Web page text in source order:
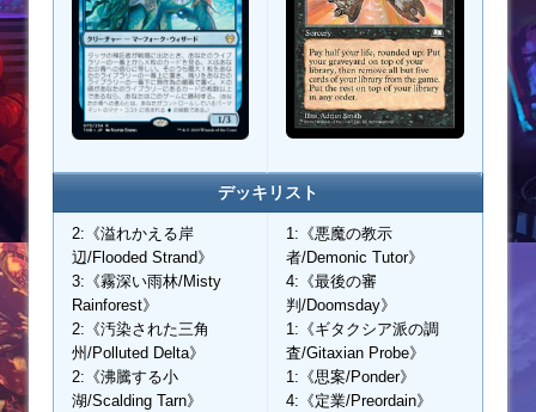
デッキリスト
2:《溢れかえる岸
辺/Flooded Strand》
3:《霧深い雨林/Misty
Rainforest》
2:《汚染された三角
州/Polluted Delta》
2:《沸騰する小
湖/Scalding Tarn》
1:《悪魔の教示
者/Demonic Tutor》
4:《最後の審
判/Doomsday》
1:《ギタクシア派の調
査/Gitaxian Probe》
1:《思案/Ponder》
4:《定業/Preordain》